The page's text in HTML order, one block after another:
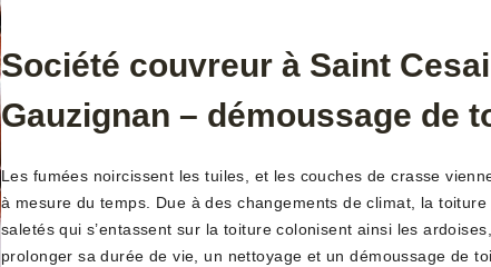
Société couvreur à Saint
Gauzignan – démoussage de
Les fumées noircissent les tuiles, et les couches de crasse
à mesure du temps. Due à des changements de climat, la
saletés qui s’entassent sur la toiture colonisent ainsi les
prolonger sa durée de vie, un nettoyage et un démoussage de